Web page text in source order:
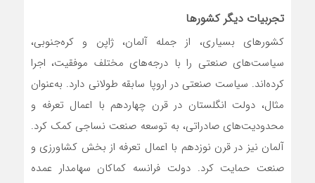
تجربیات دیگر کشورها
کشورهای بسیاری، از جمله آلمان، ژاپن و کره‌جنوبی،
سیاست‌‌‌های صنعتی را با درجه‌‌‌های مختلف موفقیت، اجرا
کرده‌‌‌اند. سیاست صنعتی در اروپا سابقه طولانی دارد. به‌‌‌عنوان
مثال، دولت انگلستان در قرن چهاردهم با اعمال تعرفه و
محدودیت‌های صادراتی، به توسعه صنعت نساجی کمک کرد.
آلمان نیز در قرن نوزدهم با اعمال تعرفه از بخش کشاورزی و
صنعت حمایت کرد. دولت فرانسه کماکان سهامدار عمده